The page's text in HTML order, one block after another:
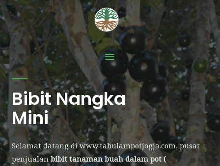
Bibit Nangka
Mini
Selamat datang di www.tabulampotjogja.com, pusat
penjualan bibit tanaman buahdalam pot (